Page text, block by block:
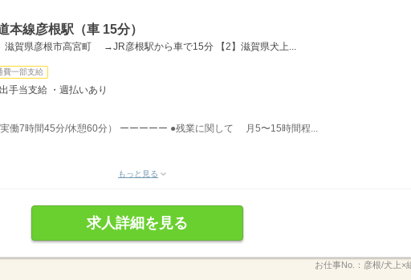
本線彦根駅（車 15分）
滋賀県彦根市高宮町 →JR彦根駅から車で15分 【2】滋賀県犬上...
費一部支給
手当支給 ・週払いあり
働7時間45分/休憩60分） ーーーーー ●残業に関して 月5〜15時間程...
もっと見る
求人詳細を見る
お仕事No.： 彦根/犬上×